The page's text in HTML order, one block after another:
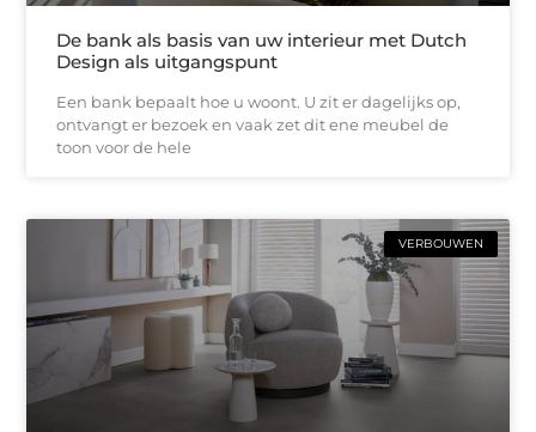
De bank als basis van uw interieur met Dutch
Design als uitgangspunt
Een bank bepaalt hoe u woont. U zit er dagelijks op,
ontvangt er bezoek en vaak zet dit ene meubel de
toon voor de hele
VERBOUWEN